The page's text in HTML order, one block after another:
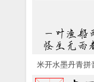
米开水墨丹青拼